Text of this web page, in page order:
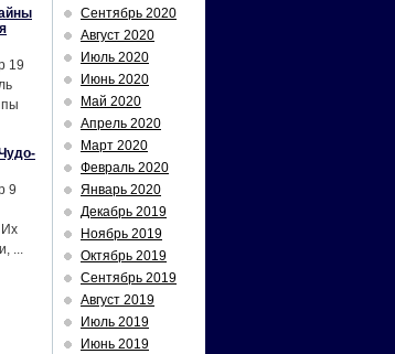
19
9
...
Сентябрь 2020
Август 2020
Июль 2020
Июнь 2020
Май 2020
Апрель 2020
Март 2020
Февраль 2020
Январь 2020
Декабрь 2019
Ноябрь 2019
Октябрь 2019
Сентябрь 2019
Август 2019
Июль 2019
Июнь 2019